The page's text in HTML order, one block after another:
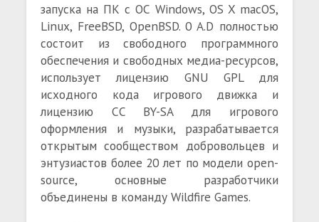
запуска на ПК с ОС Windows, OS X macOS,
Linux, FreeBSD, OpenBSD. 0 A.D полностью
состоит из свободного программного
обеспечения и свободных медиа-ресурсов,
использует лицензию GNU GPL для
исходного кода игрового движка и
лицензию CC BY-SA для игрового
оформления и музыки, разрабатывается
открытым сообществом добровольцев и
энтузиастов более 20 лет по модели open-
source, основные разработчики
объединены в команду Wildfire Games.